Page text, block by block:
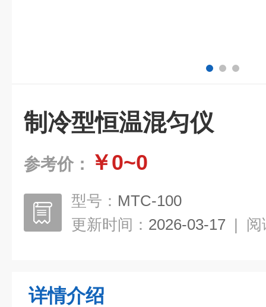
制冷型恒温混匀仪
参考价： ￥0~0
型号： MTC-100
更新时间： 2026-03-17 | 阅
详情介绍